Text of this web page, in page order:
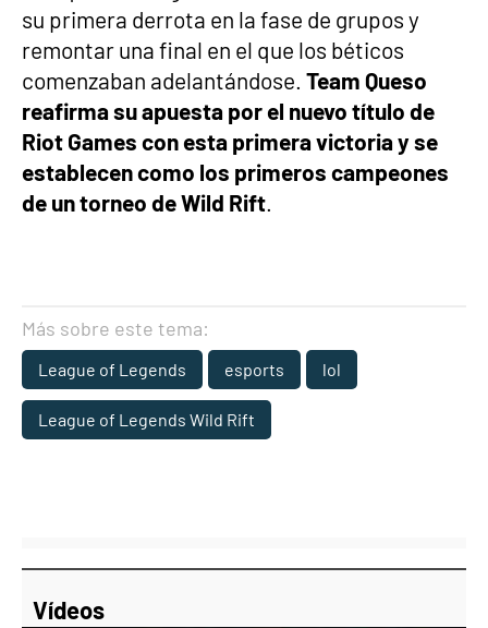
su primera derrota en la fase de grupos y
remontar una final en el que los béticos
comenzaban adelantándose. Team Queso
reafirma su apuesta por el nuevo título de
Riot Games con esta primera victoria y se
establecen como los primeros campeones
de un torneo de Wild Rift.
Más sobre este tema:
League of Legends esports lol
League of Legends Wild Rift
Vídeos